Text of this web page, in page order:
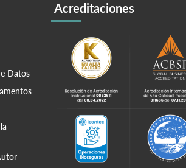
Datos
Acreditaciones